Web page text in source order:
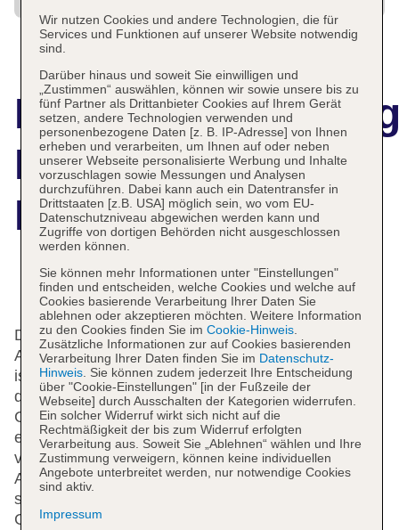
Mercure Hotel
Hamm
Das bietet Ihre Unterkunft
Das Haus bietet 142 Zimmer und verfügt über einen
Aufzug. Das freundliche Personal an der Rezeption
ist gerne bei allen Fragen behilflich. Die Einrichtung
der Unterbringung umfasst eine
Gepäckaufbewahrung und einen Safe. Per WLAN
erhalten die Gäste Zugang zum Internet. Das Hotel
verfügt über eine Reihe von behindertengerechten
Annehmlichkeiten. Rollstuhlgerechte Einrichtungen
sind vorhanden. Ein Supermarkt und andere
Geschäfte können zum Einkaufen und Bummeln
Wir nutzen Cookies und andere Technologien, die für
Services und Funktionen auf unserer Website notwendig
sind.
Darüber hinaus und soweit Sie einwilligen und
„Zustimmen“ auswählen, können wir sowie unsere bis zu
fünf Partner als Drittanbieter Cookies auf Ihrem Gerät
setzen, andere Technologien verwenden und
personenbezogene Daten [z. B. IP-Adresse] von Ihnen
erheben und verarbeiten, um Ihnen auf oder neben
unserer Webseite personalisierte Werbung und Inhalte
vorzuschlagen sowie Messungen und Analysen
durchzuführen. Dabei kann auch ein Datentransfer in
Drittstaaten [z.B. USA] möglich sein, wo vom EU-
Datenschutzniveau abgewichen werden kann und
Zugriffe von dortigen Behörden nicht ausgeschlossen
werden können.
Sie können mehr Informationen unter "Einstellungen"
finden und entscheiden, welche Cookies und welche auf
Cookies basierende Verarbeitung Ihrer Daten Sie
ablehnen oder akzeptieren möchten. Weitere Information
zu den Cookies finden Sie im Cookie-Hinweis.
Zusätzliche Informationen zur auf Cookies basierenden
Verarbeitung Ihrer Daten finden Sie im Datenschutz-
Hinweis. Sie können zudem jederzeit Ihre Entscheidung
über "Cookie-Einstellungen" [in der Fußzeile der
Webseite] durch Ausschalten der Kategorien widerrufen.
Ein solcher Widerruf wirkt sich nicht auf die
Rechtmäßigkeit der bis zum Widerruf erfolgten
Verarbeitung aus. Soweit Sie „Ablehnen“ wählen und Ihre
Zustimmung verweigern, können keine individuellen
Angebote unterbreitet werden, nur notwendige Cookies
sind aktiv.
Impressum